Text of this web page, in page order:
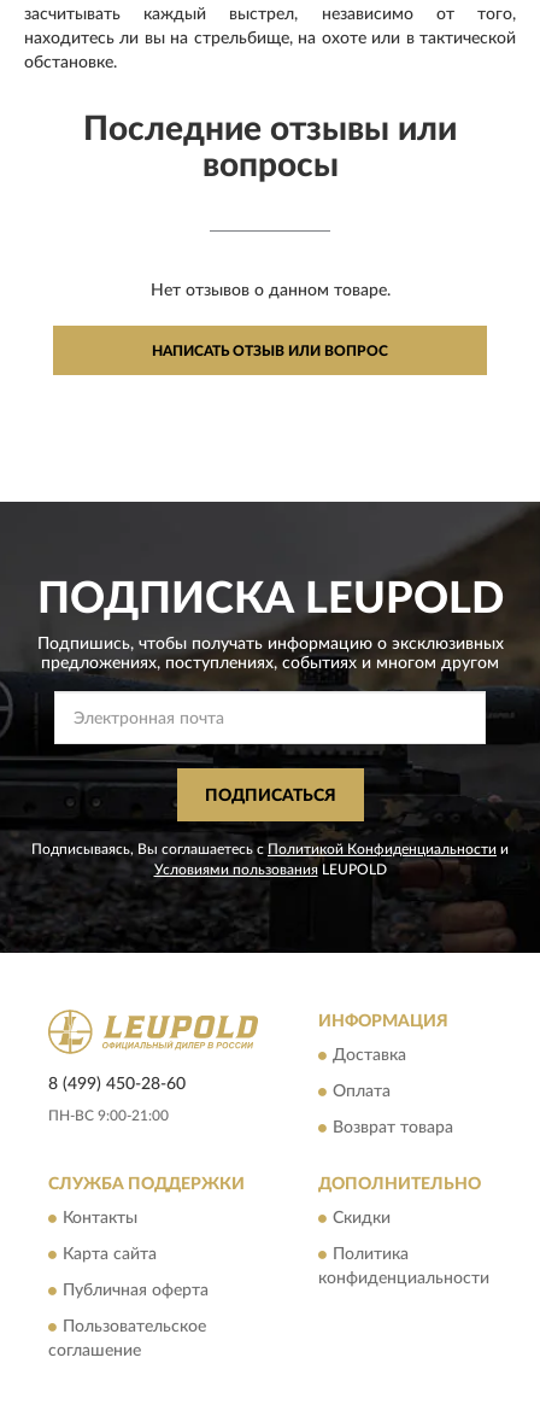
засчитывать каждый выстрел, независимо от того,
находитесь ли вы на стрельбище, на охоте или в тактической
обстановке.
Последние отзывы или
вопросы
Нет отзывов о данном товаре.
НАПИСАТЬ ОТЗЫВ ИЛИ ВОПРОС
ПОДПИСКАLEUPOLD
Подпишись, чтобы получать информацию о эксклюзивных
предложениях, поступлениях, событиях и многом другом
ПОДПИСАТЬСЯ
Подписываясь, Вы соглашаетесь с Политикой Конфиденциальности и
Условиями пользованияLEUPOLD
8 (499) 450-28-60
ПН-ВС 9:00-21:00
ИНФОРМАЦИЯ
Доставка
Оплата
Возврат товара
СЛУЖБА ПОДДЕРЖКИ
Контакты
Карта сайта
Публичная оферта
Пользовательское
соглашение
ДОПОЛНИТЕЛЬНО
Скидки
Политика
конфиденциальности